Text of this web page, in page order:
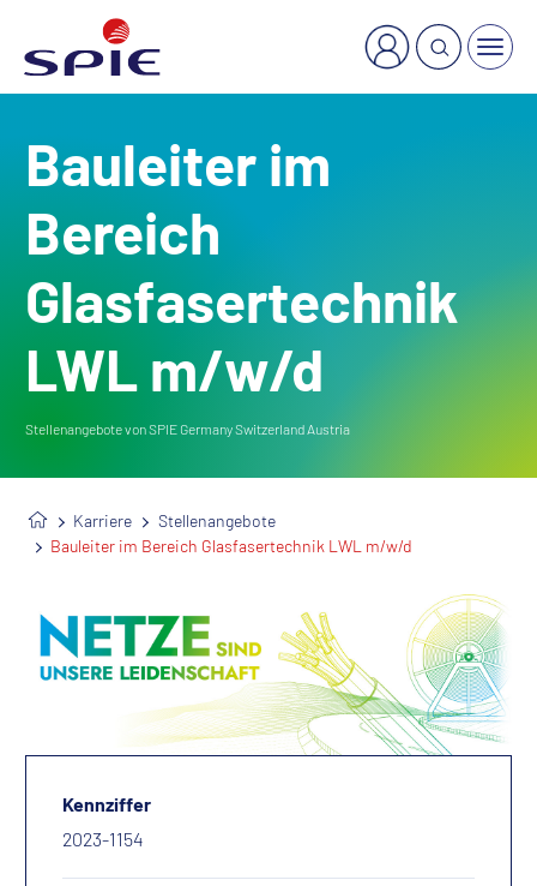
Bauleiter im
Bereich
Glasfasertechnik
LWL m/w/d
Stellenangebote von SPIE Germany Switzerland Austria
Karriere
Stellenangebote
Bauleiter im Bereich Glasfasertechnik LWL m/w/d
Kennziffer
2023-1154